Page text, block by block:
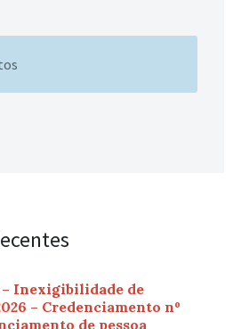
– Inexigibilidade de
– Credenciamento nº
de pessoa